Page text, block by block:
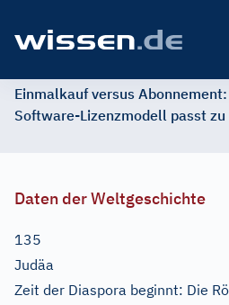
Einmalkauf versus
Software-Lizenzmodell passt zu
Daten der Weltgeschichte
135
Judäa
Zeit der Diaspora beginnt: Die